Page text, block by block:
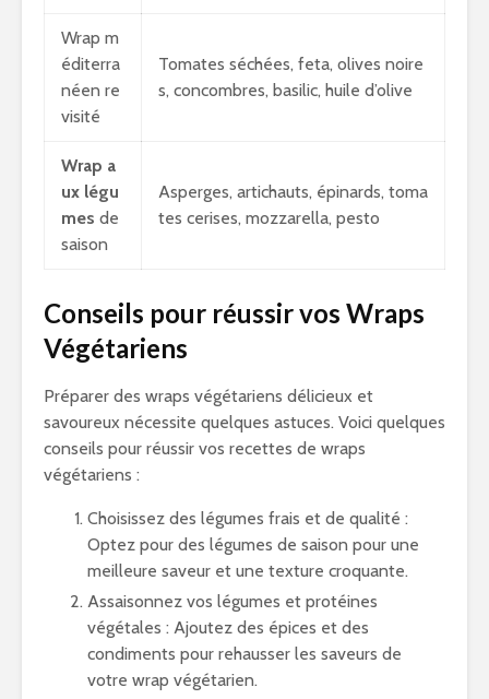
Wrap m
éditerra
néen re
visité
Tomates séchées, feta, olives noire
s, concombres, basilic, huile d’olive
Wrap a
ux légu
mes de
saison
Asperges, artichauts, épinards, toma
tes cerises, mozzarella, pesto
Conseils pour réussir vos Wraps
Végétariens
Préparer des wraps végétariens délicieux et
savoureux nécessite quelques astuces. Voici quelques
conseils pour réussir vos recettes de wraps
végétariens :
Choisissez des légumes frais et de qualité :
Optez pour des légumes de saison pour une
meilleure saveur et une texture croquante.
Assaisonnez vos légumes et protéines
végétales : Ajoutez des épices et des
condiments pour rehausser les saveurs de
votre wrap végétarien.